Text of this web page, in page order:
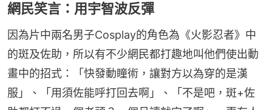
網民笑言：用宇智波反彈
因為片中兩名男子Cosplay的角色為《火影忍者》中
的斑及佐助，所以有不少網民都打趣地叫他們使出動
畫中的招式：「快發動瞳術，讓對方以為穿的是漢
服」、「用須佐能呼打回去啊」、「不是吧，斑+佐